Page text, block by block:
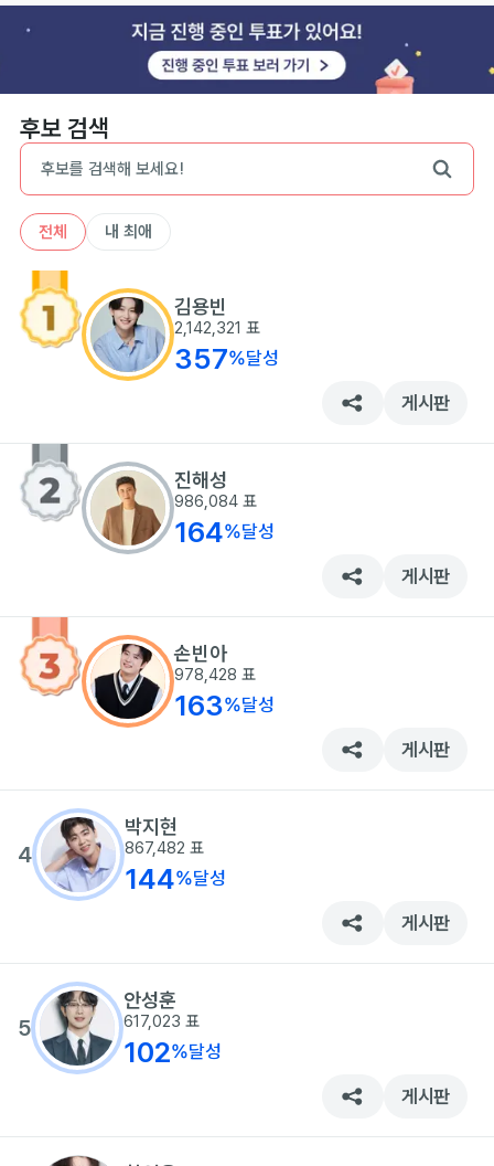
후보 검색
전체 내 최애
김용빈
2,142,321 표
357%달성
게시판
진해성
986,084 표
164%달성
게시판
손빈아
978,428 표
163%달성
게시판
4
박지현
867,482 표
144%달성
게시판
5
안성훈
617,023 표
102%달성
게시판